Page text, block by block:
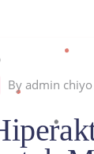
By admin chiyo